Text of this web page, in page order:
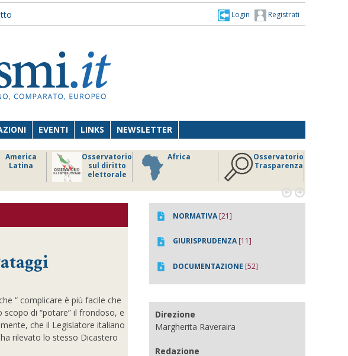
Registrati
Login
EVENTI LINKS NEWSLETTER
America
Latina
Osservatorio
sul diritto
elettorale
Africa
Osservatorio
Trasparenza
 
“ complicare è più facile che
di “potare” il frondoso, e
che il Legislatore italiano
rilevato lo stesso Dicastero
NORMATIVA[21]
GIURISPRUDENZA[11]
DOCUMENTAZIONE [52]
Direzione
Margherita Raveraira
Redazione